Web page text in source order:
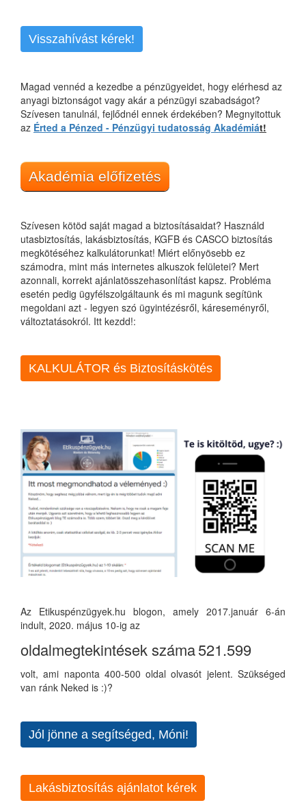
Visszahívást kérek!
Magad vennéd a kezedbe a pénzügyeidet, hogy elérhesd az
anyagi biztonságot vagy akár a pénzügyi szabadságot?
Szívesen tanulnál, fejlődnél ennek érdekében? Megnyitottuk
az Érted a Pénzed - Pénzügyi tudatosság Akadémiát!
Akadémia előfizetés
Szívesen kötöd saját magad a biztosításaidat? Használd
utasbiztosítás, lakásbiztosítás, KGFB és CASCO biztosítás
megkötéséhez kalkulátorunkat! Miért előnyösebb ez
számodra, mint más internetes alkuszok felületei? Mert
azonnali, korrekt ajánlatösszehasonlítást kapsz. Probléma
esetén pedig ügyfélszolgáltaunk és mi magunk segítünk
megoldani azt - legyen szó ügyintézésről, káreseményről,
változtatásokról. Itt kezdd!:
KALKULÁTOR és Biztosításkötés
Az Etikuspénzügyek.hu blogon, amely 2017.január 6-án
indult, 2020. május 10-ig az
oldalmegtekintések száma521.599
volt, ami naponta 400-500 oldal olvasót jelent. Szükséged
van ránk Neked is :)?
Jól jönne a segítséged, Móni!
Lakásbiztosítás ajánlatot kérek